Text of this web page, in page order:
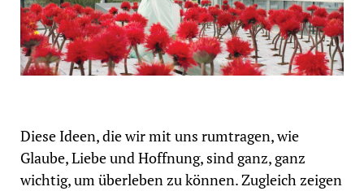
Diese Ideen, die wir mit uns rumtragen, wie
Glaube, Liebe und Hoffnung, sind ganz, ganz
wichtig, um überleben zu können. Zugleich zeigen